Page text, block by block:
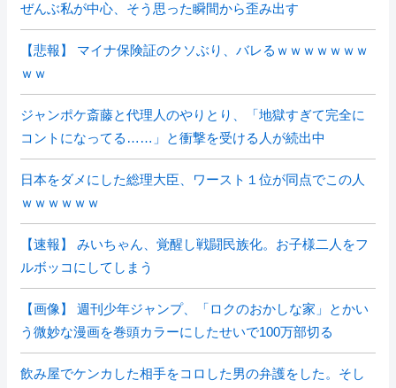
ぜんぶ私が中心、そう思った瞬間から歪み出す
【悲報】 マイナ保険証のクソぶり、バレるｗｗｗｗｗｗｗ
ｗｗ
ジャンポケ斎藤と代理人のやりとり、「地獄すぎて完全に
コントになってる……」と衝撃を受ける人が続出中
日本をダメにした総理大臣、ワースト１位が同点でこの人
ｗｗｗｗｗｗ
【速報】 みいちゃん、覚醒し戦闘民族化。お子様二人をフ
ルボッコにしてしまう
【画像】 週刊少年ジャンプ、「ロクのおかしな家」とかい
う微妙な漫画を巻頭カラーにしたせいで100万部切る
飲み屋でケンカした相手をコロした男の弁護をした。そし